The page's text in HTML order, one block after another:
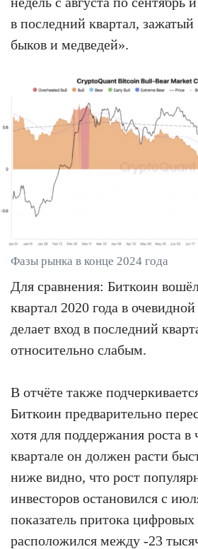
в последний квартал,
быков и медведей».
Фазы рынка в конце 2024 года
Для сравнения: Биткоин
квартал 2020 года в
делает вход в последний
относительно слабым.
В отчёте также
Биткоин предварительно
хотя для поддержания роста в
квартале он должен расти
ниже видно, что рост
инвесторов остановился с
показатель притока цифровых
расположился между -23